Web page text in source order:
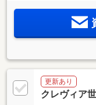
住居専用地域に誕生
のメゾネットプラン。
更新あり
クレヴィア